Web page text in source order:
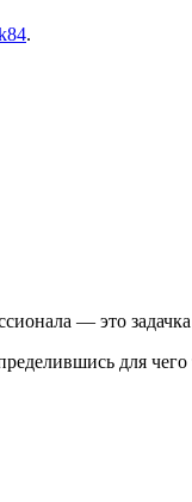
.
— это
для чего